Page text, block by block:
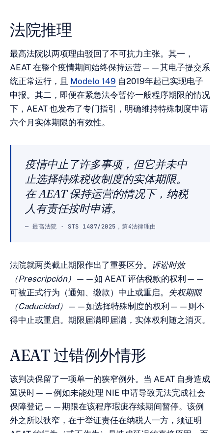
法院推理
最高法院以两项理由驳回了不可抗力主张。其一，
AEAT 在整个疫情期间始终保持运营——其电子提交系
统正常运行，且 Modelo 149 自2019年起已实现电子
申报。其二，即便在紧急法令暂停一般程序期限的情况
下，AEAT 也发布了专门指引，明确维持特殊制度申请
六个月实体期限的有效性。
疫情中止了许多事项，但它并未中
止选择特殊税收制度的实体期限。
在 AEAT 保持运营的情况下，纳税
人有责任按时申请。
— 最高法院 · STS 1487/2025，第4法律理由
法院就两类截止期限作出了重要区分。 诉讼时效
（Prescripción） ——如 AEAT 评估税款的权利——
可被正式行为（通知、缴款）中止或重启。 失权期限
（Caducidad） ——如选择特殊制度的权利——则不
得中止或重启。期限届满即届满，实体权利随之消灭。
AEAT 过错例外情形
该判决保留了一项单一的狭窄例外。当 AEAT 自身造成
延误时——例如未能处理 NIE 申请导致无法完成社会
保障登记——期限在该程序瑕疵存续期间暂停。该例
外之所以狭窄，在于举证责任在纳税人一方，须证明